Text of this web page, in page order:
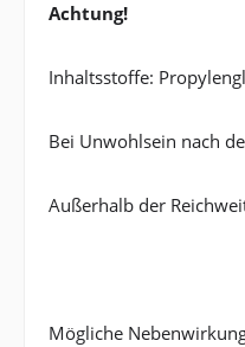
Achtung!
Inhaltsstoffe:
Bei Unwohlsein nach
Außerhalb der
Mögliche